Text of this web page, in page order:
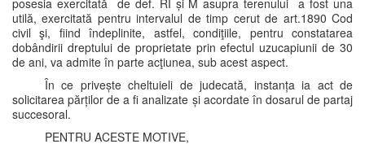
posesia exercitată de def. RI și M asupra terenului a fost una
utilă, exercitată pentru intervalul de timp cerut de art.1890 Cod
civil şi, fiind îndeplinite, astfel, condiţiile, pentru constatarea
dobândirii dreptului de proprietate prin efectul uzucapiunii de 30
de ani, va admite în parte acţiunea, sub acest aspect.
În ce privește cheltuieli de judecată, instanța ia act de
solicitarea părților de a fi analizate și acordate în dosarul de partaj
succesoral.
PENTRU ACESTE MOTIVE,